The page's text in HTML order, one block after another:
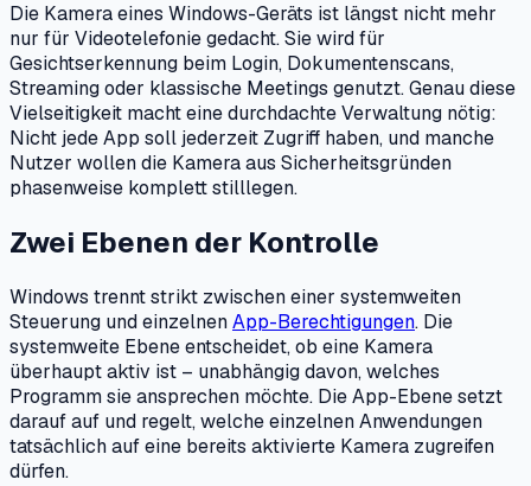
Die Kamera eines Windows-Geräts ist längst nicht mehr
nur für Videotelefonie gedacht. Sie wird für
Gesichtserkennung beim Login, Dokumentenscans,
Streaming oder klassische Meetings genutzt. Genau diese
Vielseitigkeit macht eine durchdachte Verwaltung nötig:
Nicht jede App soll jederzeit Zugriff haben, und manche
Nutzer wollen die Kamera aus Sicherheitsgründen
phasenweise komplett stilllegen.
Zwei Ebenen der Kontrolle
Windows trennt strikt zwischen einer systemweiten
Steuerung und einzelnenApp-Berechtigungen. Die
systemweite Ebene entscheidet, ob eine Kamera
überhaupt aktiv ist – unabhängig davon, welches
Programm sie ansprechen möchte. Die App-Ebene setzt
darauf auf und regelt, welche einzelnen Anwendungen
tatsächlich auf eine bereits aktivierte Kamera zugreifen
dürfen.